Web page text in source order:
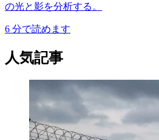
の光と影を分析する。
6 分で読めます
人気記事